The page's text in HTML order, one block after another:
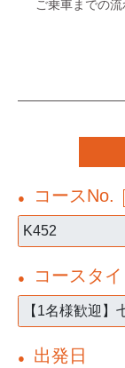
ご乗車までの
● コースNo.
● コースタ
● 出発日